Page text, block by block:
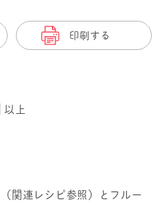
印刷する
以上
関連レシピ参照）とフルー